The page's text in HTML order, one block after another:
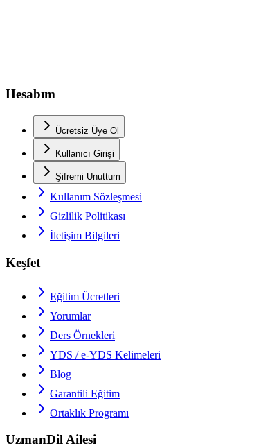
Hesabım
Ücretsiz Üye Ol
Kullanıcı Girişi
Şifremi Unuttum
Kullanım Sözleşmesi
Gizlilik Politikası
İletişim Bilgileri
Keşfet
Eğitim Ücretleri
Yorumlar
Ders Örnekleri
YDS / e-YDS Kelimeleri
Blog
Garantili Eğitim
Ortaklık Programı
UzmanDil Ailesi